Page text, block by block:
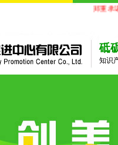
郑重承诺
砥
知识